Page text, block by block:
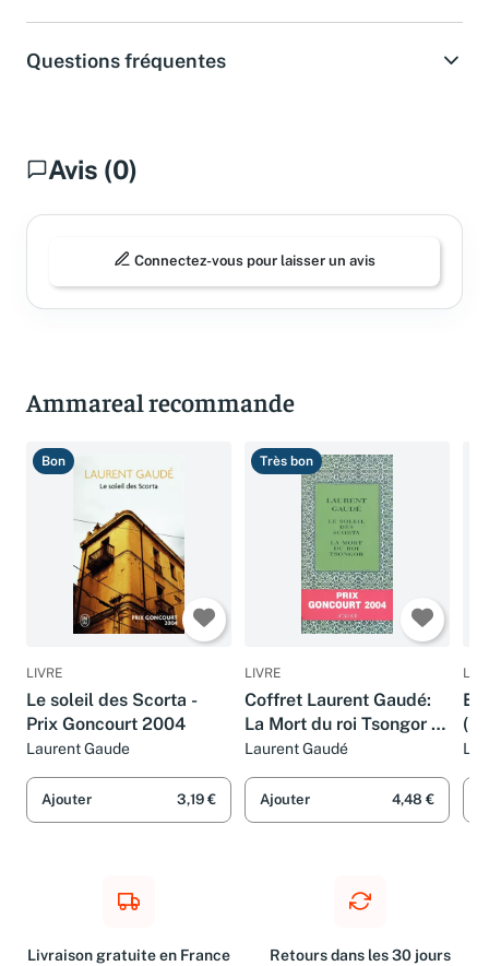
Questions fréquentes
Avis (0)
Connectez-vous pour laisser un avis
Ammareal recommande
Bon
LIVRE
Le soleil des Scorta -
Prix Goncourt 2004
Laurent Gaude
Ajouter 3,19 €
Très bon
LIVRE
Coffret Laurent Gaudé:
La Mort du roi Tsongor /
Le Soleil des Scorta
Laurent Gaudé
Ajouter 4,48 €
El
Livraison gratuite en France
Retours dans les 30 jours